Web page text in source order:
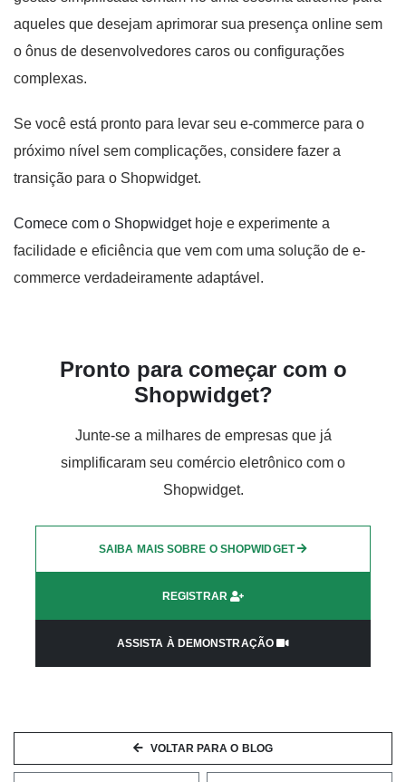
aqueles que desejam aprimorar sua presença online sem
o ônus de desenvolvedores caros ou configurações
complexas.
Se você está pronto para levar seu e-commerce para o
próximo nível sem complicações, considere fazer a
transição para o Shopwidget.
Comece com o Shopwidgethoje e experimente a
facilidade e eficiência que vem com uma solução de e-
commerce verdadeiramente adaptável.
Pronto para começar com o
Shopwidget?
Junte-se a milhares de empresas que já
simplificaram seu comércio eletrônico com o
Shopwidget.
SAIBA MAIS SOBRE O SHOPWIDGET
REGISTRAR
ASSISTA À DEMONSTRAÇÃO
VOLTAR PARA O BLOG